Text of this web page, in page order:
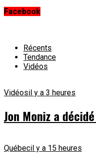
Facebook
Récents
Tendance
Vidéos
Vidéosil y a 3 heures
Jon Moniz a
Québecil y a 15 heures